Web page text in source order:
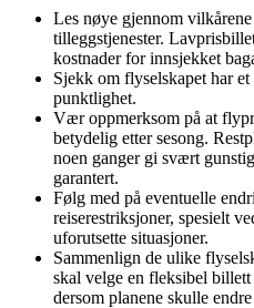
Les nøye gjennom
tilleggstjenester.
kostnader for innsjekket
Sjekk om flyselskapet har
punktlighet.
Vær oppmerksom på at
betydelig etter sesong.
noen ganger gi svært
garantert.
Følg med på eventuelle
reiserestriksjoner, spesielt
uforutsette situasjoner.
Sammenlign de ulike
skal velge en fleksibel
dersom planene skulle endre